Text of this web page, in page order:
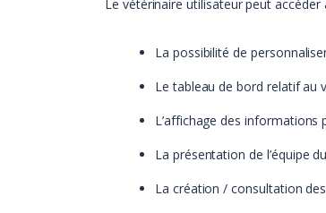
Le vétérinaire utilisateur peut accéder
La possibilité de
Le tableau de bord relatif au
L’affichage des
La présentation de l’équipe
La création / consultation